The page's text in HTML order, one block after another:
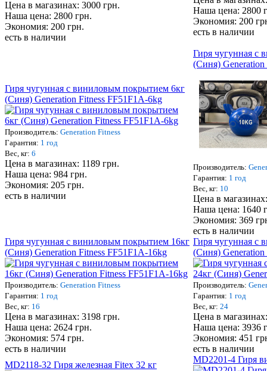
Цена в магазинах: 3000 грн.
Наша цена: 2800 грн.
Экономия: 200 грн.
есть в наличии
Наша цена: 2800
Экономия: 200
есть в наличии
Гиря чугунная с виниловым покрытием 6кг
(Cиня) Generation Fitness FF51F1A-6kg
Производитель: Generation Fitness
Гарантия: 1 год
Вес, кг: 6
Цена в магазинах: 1189 грн.
Наша цена: 984 грн.
Экономия: 205 грн.
есть в наличии
Гиря чугунная с
(Cиня)
Производитель:
Гарантия: 1 год
Вес, кг: 10
Цена в
Наша цена: 1640
Экономия: 369
есть в наличии
Гиря чугунная с виниловым покрытием 16кг
(Cиня) Generation Fitness FF51F1A-16kg
Производитель: Generation Fitness
Гарантия: 1 год
Вес, кг: 16
Цена в магазинах: 3198 грн.
Наша цена: 2624 грн.
Экономия: 574 грн.
есть в наличии
Гиря чугунная с
(Cиня)
Производитель:
Гарантия: 1 год
Вес, кг: 24
Цена в
Наша цена: 3936
Экономия: 451
есть в наличии
MD2118-32 Гиря железная Fitex 32 кг
MD2201-4 Гиря